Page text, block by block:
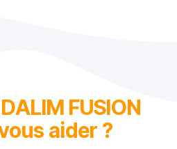
FUSION
aider ?